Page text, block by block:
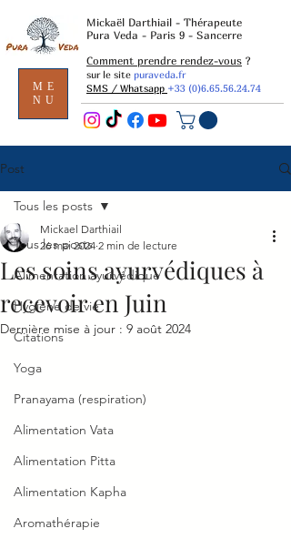
ME
NU
Mickaël Darthiail - Thérapeute
Pura Veda - Paris 9 - Sancerre
Comment prendre rendez-vous ?
sur le site puraveda.fr
SMS / Whatsapp +33 (0)6.65.56.24.74
Post
Tous les posts
Alimentation ayurvédique
Hygiène de vie
Citations
Yoga
Pranayama (respiration)
Alimentation Vata
Alimentation Pitta
Alimentation Kapha
Aromathérapie
Tous les posts
Les soins ayurvédiques à
recevoir en Juin
Mickael Darthiail
26 mai 2024 2 min de lecture
Dernière mise à jour : 9 août 2024